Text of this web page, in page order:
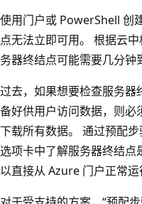
使用门户或 PowerShell 创
点无法立即可用。 根据云
务器终结点可能需要几分钟
过去，如果想要检查服务器
备好供用户访问数据，则
下载所有数据。 通过预配
选项卡中了解服务器终结
以直接从 Azure 门户正常运